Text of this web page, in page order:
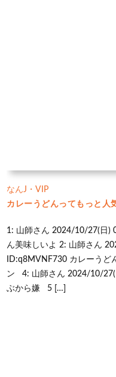
なんJ・VIP
カレーうどんってもっと人
1: 山師さん 2024/10/27(日)
ん美味しいよ 2: 山師さん
ID:q8MVNF730 カレーうど
ン 4: 山師さん 2024/10/27(
ぶから嫌 5 […]